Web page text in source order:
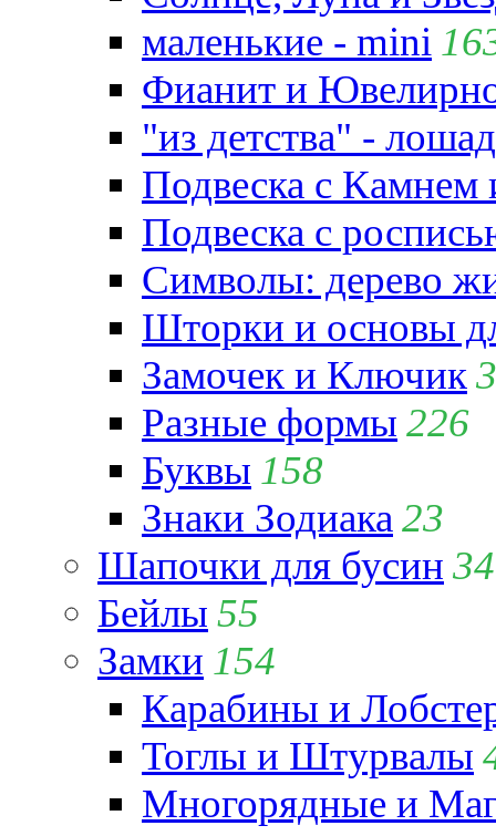
маленькие - mini
Фианит и
"из детства" -
Подвеска с
Подвеска с
Символы: дерево
Шторки и основы
Замочек и Ключик
Разные формы 226
Буквы 158
Знаки Зодиака 23
Шапочки для бусин 34
Бейлы 55
Замки 154
Карабины и
Тоглы и Штурвалы
Многорядные и